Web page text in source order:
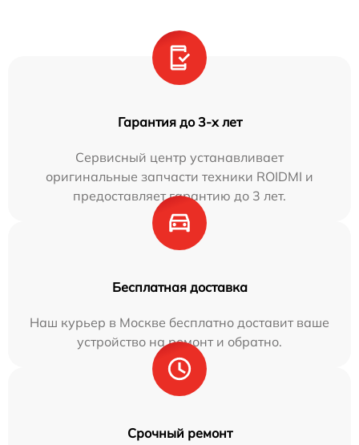
Гарантия до 3-х лет
Сервисный центр устанавливает
оригинальные запчасти техники ROIDMI и
предоставляет гарантию до 3 лет.
Бесплатная доставка
Наш курьер в Москве бесплатно доставит ваше
устройство на ремонт и обратно.
Срочный ремонт